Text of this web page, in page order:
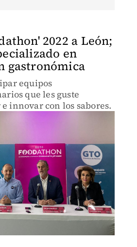
2022 a León;
en
gastronómica
equipos
que les guste
innovar con los sabores.